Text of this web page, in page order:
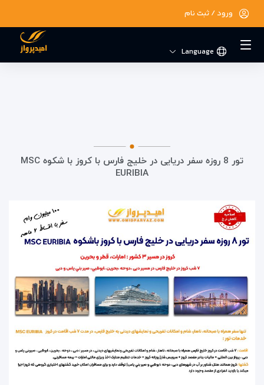
در حال حاضر ارتباط با سرور قطع می باشد لطفا
ورود / ثبت نام
Language
تور 8 روزه سفر دریایی در خلیج فارس با کروز با شکوه MSC
EURIBIA